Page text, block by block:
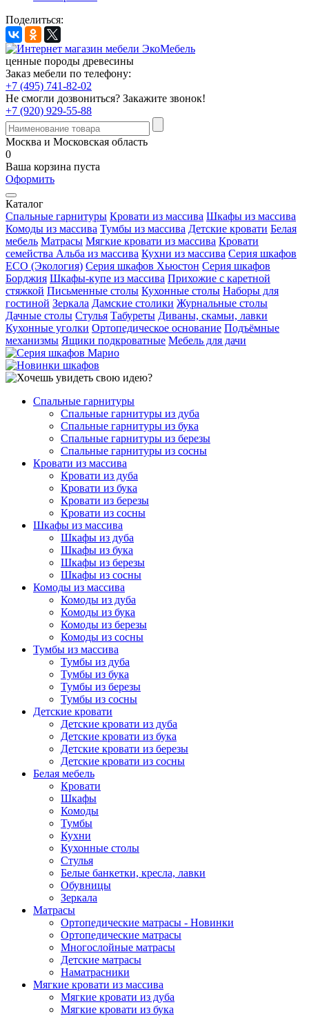
Поделиться:
ценные породы древесины
Заказ мебели по телефону:
+7 (495) 741-82-02
Не смогли дозвониться? Закажите звонок!
+7 (920) 929-55-88
Москва и Московская область
0
Ваша корзина пуста
Оформить
Каталог
Спальные гарнитуры Кровати из массива Шкафы из массива
Комоды из массива Тумбы из массива Детские кровати Белая
мебель Матрасы Мягкие кровати из массива Кровати
семейства Альба из массива Кухни из массива Серия шкафов
ECO (Экология) Серия шкафов Хьюстон Серия шкафов
Борджия Шкафы-купе из массива Прихожие с каретной
стяжкой Письменные столы Кухонные столы Наборы для
гостиной Зеркала Дамские столики Журнальные столы
Дачные столы Стулья Табуреты Диваны, скамьи, лавки
Кухонные уголки Ортопедическое основание Подъёмные
механизмы Ящики подкроватные Мебель для дачи
Спальные гарнитуры
Спальные гарнитуры из дуба
Спальные гарнитуры из бука
Спальные гарнитуры из березы
Спальные гарнитуры из сосны
Кровати из массива
Кровати из дуба
Кровати из бука
Кровати из березы
Кровати из сосны
Шкафы из массива
Шкафы из дуба
Шкафы из бука
Шкафы из березы
Шкафы из сосны
Комоды из массива
Комоды из дуба
Комоды из бука
Комоды из березы
Комоды из сосны
Тумбы из массива
Тумбы из дуба
Тумбы из бука
Тумбы из березы
Тумбы из сосны
Детские кровати
Детские кровати из дуба
Детские кровати из бука
Детские кровати из березы
Детские кровати из сосны
Белая мебель
Кровати
Шкафы
Комоды
Тумбы
Кухни
Кухонные столы
Стулья
Белые банкетки, кресла, лавки
Обувницы
Зеркала
Матрасы
Ортопедические матрасы - Новинки
Ортопедические матрасы
Многослойные матрасы
Детские матрасы
Наматрасники
Мягкие кровати из массива
Мягкие кровати из дуба
Мягкие кровати из бука